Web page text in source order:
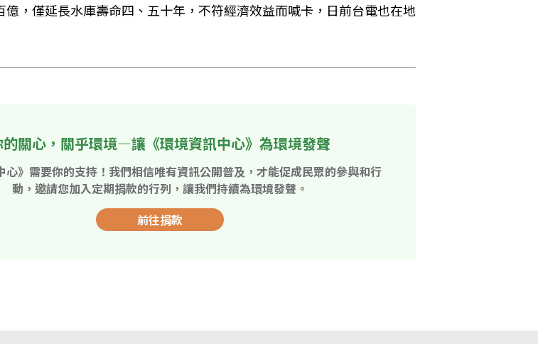
億，僅延長水庫壽命四、五十年，不符經濟效益而喊卡，日前台電也在地
的關心，關乎環境—讓《環境資訊中心》為環境發聲
心》需要你的支持！我們相信唯有資訊公開普及，才能促成民眾的參與和行
動，邀請您加入定期捐款的行列，讓我們持續為環境發聲。
前往捐款